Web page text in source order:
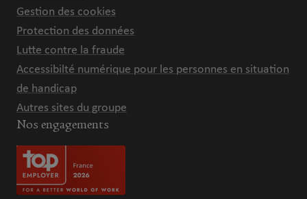
Gestion des cookies
Protection des données
Lutte contre la fraude
Accessibilté numérique pour les personnes en situation
de handicap
Autres sites du groupe
Nos engagements